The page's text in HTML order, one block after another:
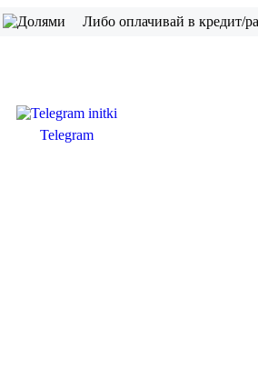
Либо оплачивай в кредит/
Telegram